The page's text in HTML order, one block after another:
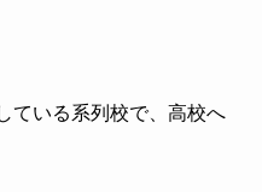
ている系列校で、高校へ